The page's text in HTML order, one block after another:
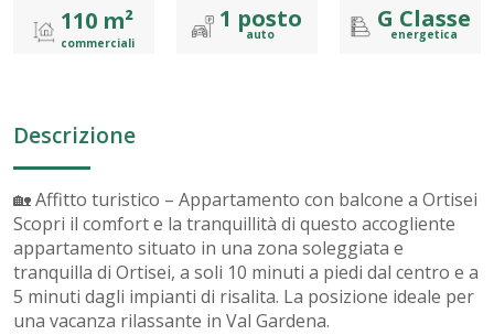
110 m²
commerciali
1 posto
auto
G Classe
energetica
Descrizione
🏡 Affitto turistico – Appartamento con balcone a Ortisei
Scopri il comfort e la tranquillità di questo accogliente
appartamento situato in una zona soleggiata e
tranquilla di Ortisei, a soli 10 minuti a piedi dal centro e a
5 minuti dagli impianti di risalita. La posizione ideale per
una vacanza rilassante in Val Gardena.